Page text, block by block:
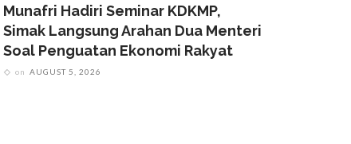
Munafri Hadiri Seminar KDKMP,
Simak Langsung Arahan Dua Menteri
Soal Penguatan Ekonomi Rakyat
on AUGUST 5, 2026